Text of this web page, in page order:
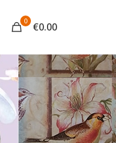
0 €0.00